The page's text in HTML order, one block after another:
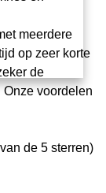
meerdere
op zeer korte
de
voordelen
de 5 sterren)